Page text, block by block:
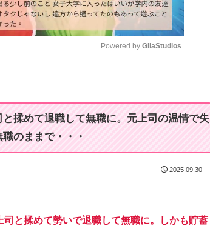
Powered by GliaStudios
揉めて退職して無職に。元上司の温情で失
のままで・・・
2025.09.30
と揉めて勢いで退職して無職に。しかも貯蓄